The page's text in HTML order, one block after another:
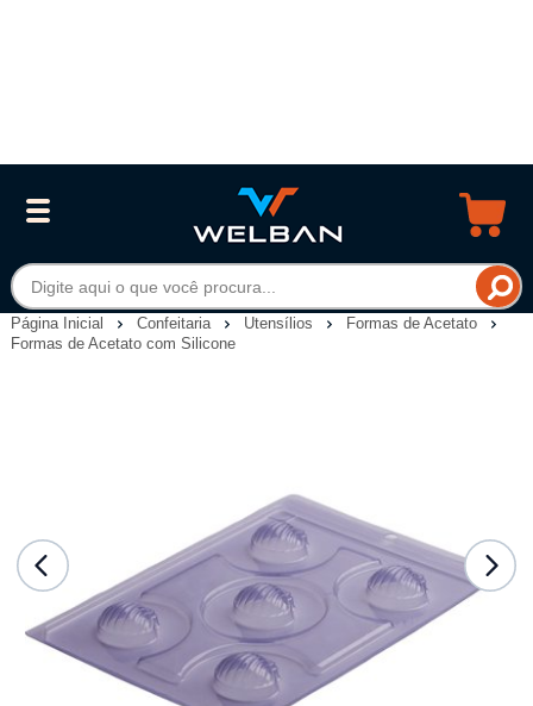
Página Inicial Confeitaria Utensílios
Formas de Acetato
Formas de Acetato com Silicone